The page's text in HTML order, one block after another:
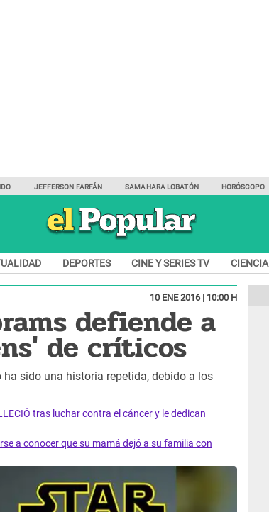
JEFFERSON FARFÁN SAMAHARA LOBATÓN HORÓSCOPO
DEPORTES CINE Y SERIES TV CIENCIA
10 ENE 2016 | 10:00 H
defiende a
de críticos
sido una historia repetida, debido a los
tras luchar contra el cáncer y le dedican
a conocer que su mamá dejó a su familia con